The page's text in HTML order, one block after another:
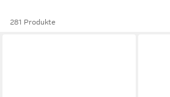
281 Produkte